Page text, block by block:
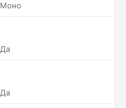
Моно
Да
Да